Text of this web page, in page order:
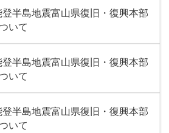
半島地震富山県復旧・復興本部
いて
半島地震富山県復旧・復興本部
いて
半島地震富山県復旧・復興本部
いて